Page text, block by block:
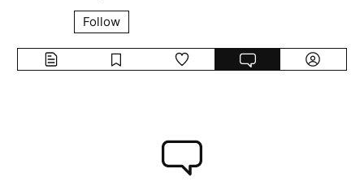
Follow